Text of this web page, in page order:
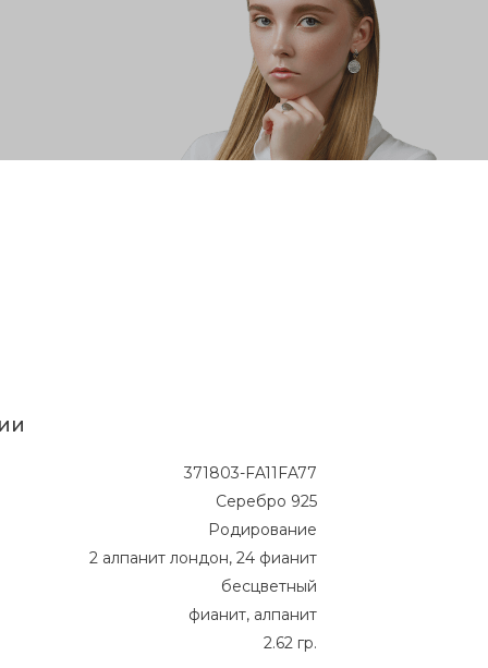
371803-FA11FA77
Серебро 925
Родирование
2 алпанит лондон, 24 фианит
бесцветный
фианит, алпанит
2.62 гр.